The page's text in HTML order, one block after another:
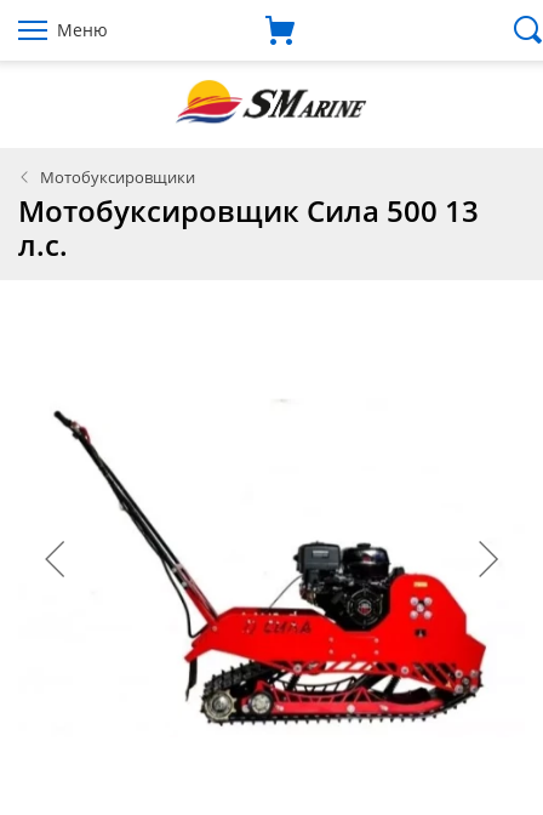
Меню
Мотобуксировщики
Мотобуксировщик Сила 500 13
л.с.